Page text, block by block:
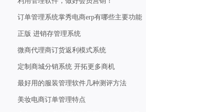
订单管理系统掌秀电商erp有哪些主要功能
正版 进销存管理系统
微商代理商订货返利模式系统
定制商城分销系统 开拓更多商机
最好用的服装管理软件几种测评方法
美妆电商订单管理特点